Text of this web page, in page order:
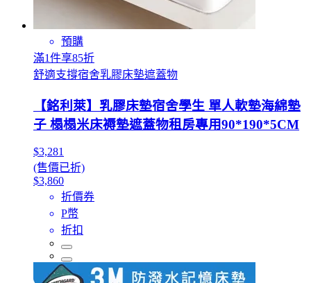
預購
滿1件享85折
舒適支撐宿舍乳膠床墊遮蓋物
【銘利萊】乳膠床墊宿舍學生 單人軟墊海綿墊
子 榻榻米床褥墊遮蓋物租房專用90*190*5CM
$3,281
(售價已折)
$3,860
折價券
P幣
折扣